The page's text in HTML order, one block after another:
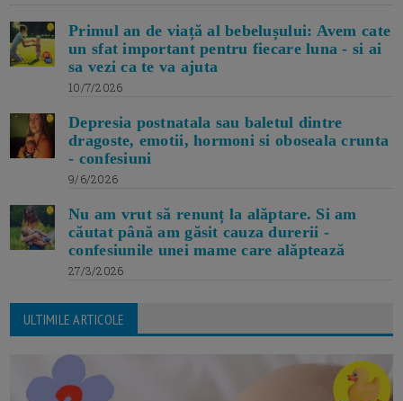
Primul an de viață al bebelușului: Avem cate
un sfat important pentru fiecare luna - si ai
sa vezi ca te va ajuta
10/7/2026
Depresia postnatala sau baletul dintre
dragoste, emotii, hormoni si oboseala crunta
- confesiuni
9/6/2026
Nu am vrut să renunț la alăptare. Si am
căutat până am găsit cauza durerii -
confesiunile unei mame care alăptează
27/3/2026
ULTIMILE ARTICOLE